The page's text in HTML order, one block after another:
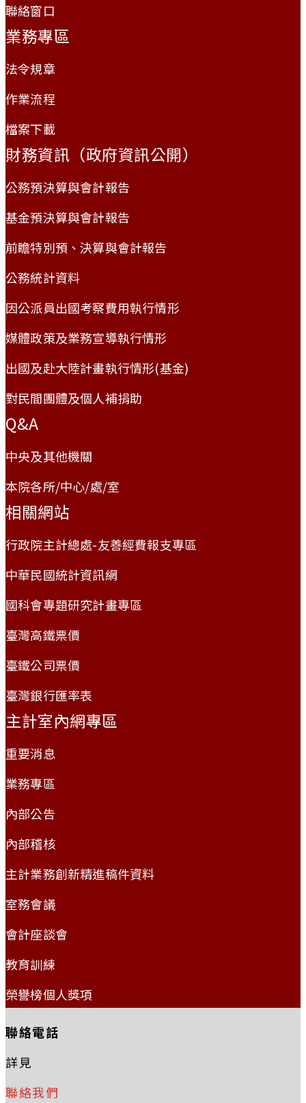
聯絡窗口
業務專區
法令規章
作業流程
檔案下載
財務資訊（政府資訊公開）
公務預決算與會計報告
基金預決算與會計報告
前瞻特別預、決算與會計報告
公務統計資料
因公派員出國考察費用執行情形
媒體政策及業務宣導執行情形
出國及赴大陸計畫執行情形(基金)
對民間團體及個人補捐助
Q&A
中央及其他機關
本院各所/中心/處/室
相關網站
行政院主計總處-友善經費報支專區
中華民國統計資訊網
國科會專題研究計畫專區
臺灣高鐵票價
臺鐵公司票價
臺灣銀行匯率表
主計室內網專區
重要消息
業務專區
內部公告
內部稽核
主計業務創新精進稿件資料
室務會議
會計座談會
教育訓練
榮譽榜個人獎項
聯絡電話
詳見
聯絡我們